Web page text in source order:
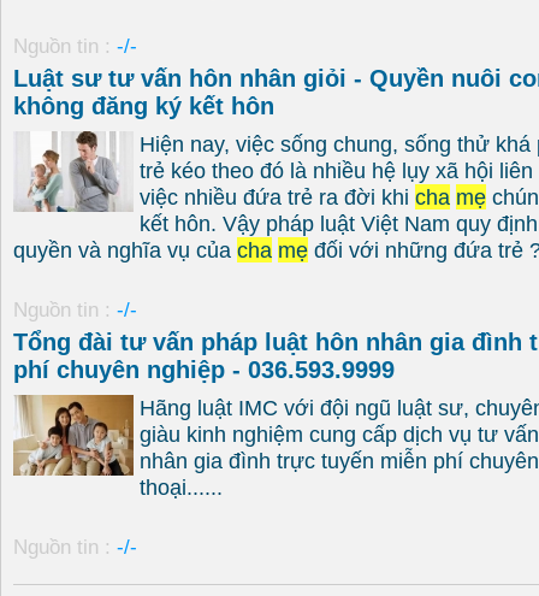
Nguồn tin : -/-
Luật sư tư vấn hôn nhân giỏi - Quyền nuôi
không đăng ký kết hôn
Hiện nay, việc sống chung, sống thử
trẻ kéo theo đó là nhiều hệ lụy xã hội
việc nhiều đứa trẻ ra đời khi cha mẹ
kết hôn. Vậy pháp luật Việt Nam quy
quyền và nghĩa vụ của cha mẹ đối với những đứa trẻ
Nguồn tin : -/-
Tổng đài tư vấn pháp luật hôn nhân gia đình
phí chuyên nghiệp - 036.593.9999
Hãng luật IMC với đội ngũ luật sư,
giàu kinh nghiệm cung cấp dịch vụ tư
nhân gia đình trực tuyến miễn phí
thoại......
Nguồn tin : -/-